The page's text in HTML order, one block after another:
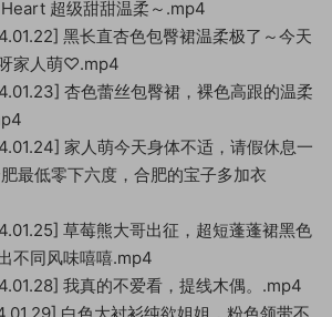
超级甜甜温柔～.mp4
黑长直杏色包臀裙温柔极了～今天
家人萌♡.mp4
杏色蕾丝包臀裙，裸色高跟的温柔
家人萌今天身体不适，请假休息一
最低零下六度，合肥的宝子多加衣
草莓熊大哥出征，超短蓬蓬裙黑色
不同风味嘻嘻.mp4
我真的不爱看，提线木偶。.mp4